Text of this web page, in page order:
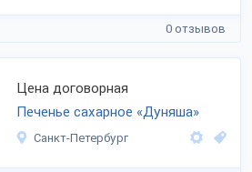
0 отзывов
Цена договорная
Печенье сахарное «Дуняша»
Санкт-Петербург